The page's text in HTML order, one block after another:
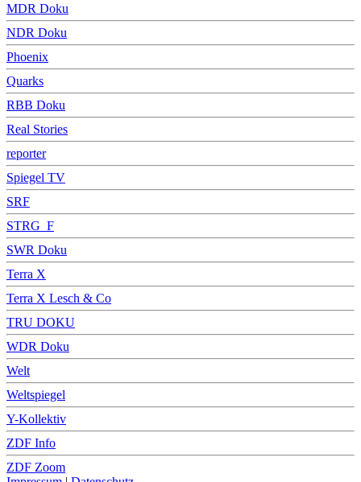
MDR Doku
NDR Doku
Phoenix
Quarks
RBB Doku
Real Stories
reporter
Spiegel TV
SRF
STRG_F
SWR Doku
Terra X
Terra X Lesch & Co
TRU DOKU
WDR Doku
Welt
Weltspiegel
Y-Kollektiv
ZDF Info
ZDF Zoom